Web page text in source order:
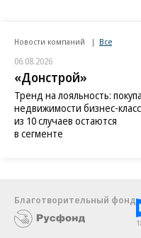
Новости компаний Все
06.08.2026
«Донстрой»
Тренд на лояльность:
недвижимости бизнес-
из 10 случаев остаются
в сегменте
Благотворительный фонд